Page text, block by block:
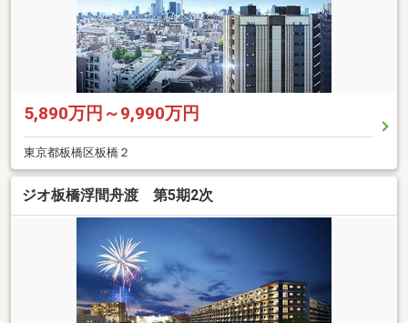
5,890万円～9,990万円
東京都板橋区板橋２
ジオ板橋浮間舟渡 第5期2次